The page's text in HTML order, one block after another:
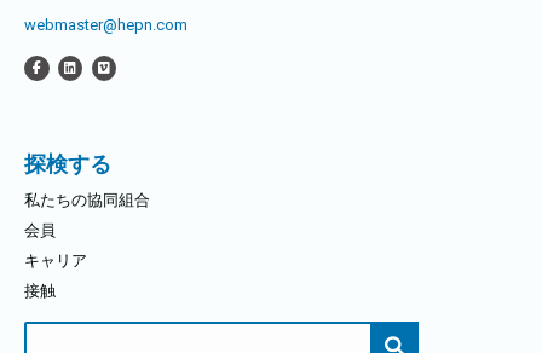
webmaster@hepn.com
探検する
私たちの協同組合
会員
キャリア
接触